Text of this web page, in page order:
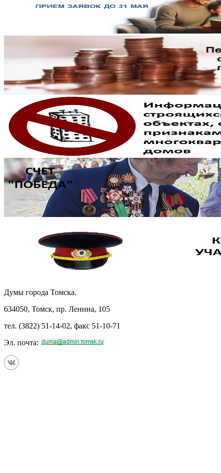
Думы города Томска.
634050, Томск, пр. Ленина, 105
тел. (3822) 51-14-02, факс 51-10-71
Эл. почта: